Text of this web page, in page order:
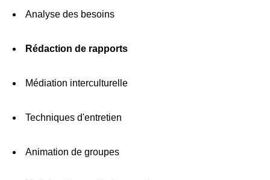
Analyse des besoins
Rédaction de rapports
Médiation interculturelle
Techniques d'entretien
Animation de groupes